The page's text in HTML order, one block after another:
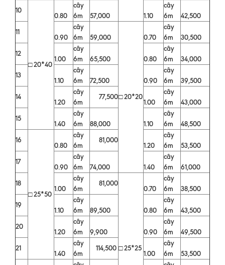
10
□ 20*40
0.80
cây
6m
57,000 1.10
cây
6m
42,500
11
0.90
cây
6m
59,000
□ 20*20
0.70
cây
6m
30,500
12
1.00
cây
6m
65,500 0.80
cây
6m
34,000
13
1.10
cây
6m
72,500 0.90
cây
6m
39,500
14
1.20
cây
6m
77,500
1.00
cây
6m
43,000
15
1.40
cây
6m
88,000 1.10
cây
6m
48,500
16
□ 25*50
0.80
cây
6m
81,000
1.20
cây
6m
53,500
17
0.90
cây
6m
74,000 1.40
cây
6m
61,000
18
1.00
cây
6m
81,000
□ 25*25
0.70
cây
6m
38,500
19
1.10
cây
6m
89,500 0.80
cây
6m
43,500
20
1.20
cây
6m
9,900 0.90
cây
6m
49,500
21
1.40
cây
6m
114,500
1.00
cây
6m
53,500